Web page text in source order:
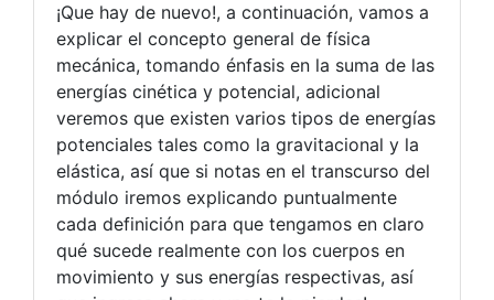
¡Que hay de nuevo!, a continuación, vamos a
explicar el concepto general de física
mecánica, tomando énfasis en la suma de las
energías cinética y potencial, adicional
veremos que existen varios tipos de energías
potenciales tales como la gravitacional y la
elástica, así que si notas en el transcurso del
módulo iremos explicando puntualmente
cada definición para que tengamos en claro
qué sucede realmente con los cuerpos en
movimiento y sus energías respectivas, así